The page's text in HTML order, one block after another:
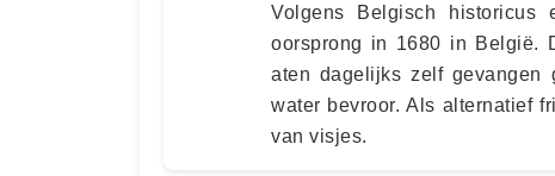
Volgens Belgisch historicus
oorsprong in 1680 in België.
aten dagelijks zelf gevangen
water bevroor. Als alternatief
van visjes.